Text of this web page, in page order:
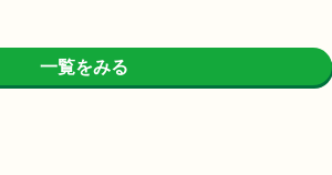
一覧をみる